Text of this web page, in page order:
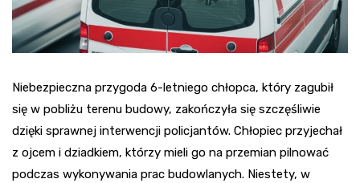
Niebezpieczna przygoda 6-letniego chłopca, który zagubił
się w pobliżu terenu budowy, zakończyła się szczęśliwie
dzięki sprawnej interwencji policjantów. Chłopiec przyjechał
z ojcem i dziadkiem, którzy mieli go na przemian pilnować
podczas wykonywania prac budowlanych. Niestety, w